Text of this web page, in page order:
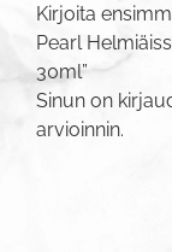
Kirjoita
Pearl
30ml”
Sinun on
arvioinnin.